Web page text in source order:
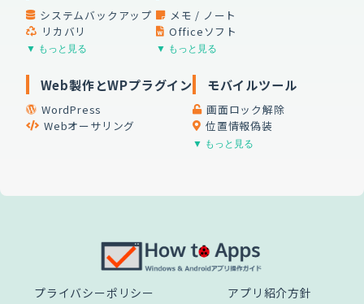
システムバックアップ
リカバリ
▼ もっと見る
メモ / ノート
Officeソフト
▼ もっと見る
Web製作とWPプラグイン
WordPress
Webオーサリング
モバイルツール
画面ロック解除
位置情報偽装
▼ もっと見る
プライバシーポリシー
アプリ紹介方針